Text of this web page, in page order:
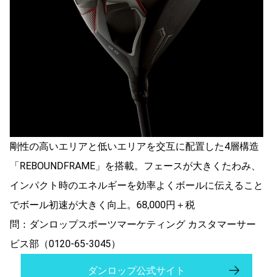
剛性の高いエリアと低いエリアを交互に配置した4層構造
「REBOUNDFRAME」を搭載。フェースが大きくたわみ、
インパクト時のエネルギーを効率よくボールに伝えること
でボール初速が大きく向上。68,000円＋税
問：ダンロップスポーツマーケティング カスタマーサー
ビス部（0120-65-3045）
ダンロップ公式サイト